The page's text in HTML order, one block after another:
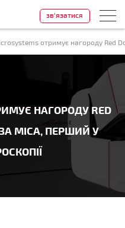
НАГОРОДУ RED
ЗА MICA, ПЕРШИЙ У
зв'язатися